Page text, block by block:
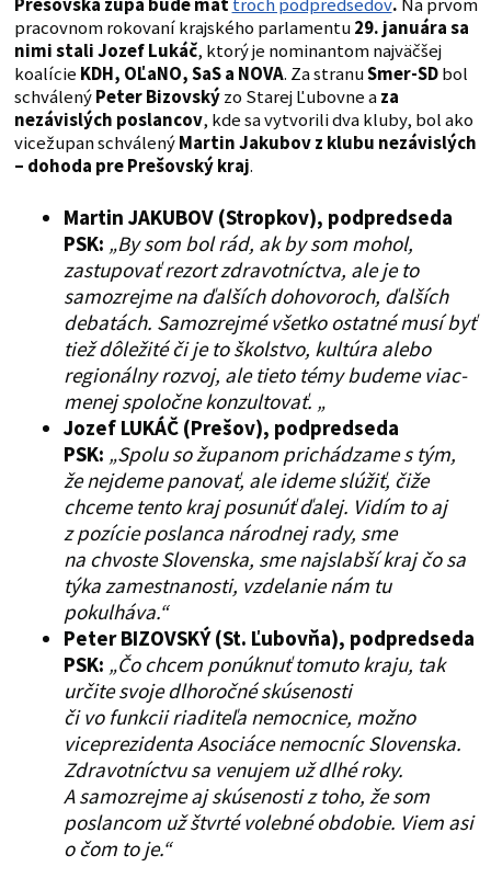
pracovnom rokovaní krajského parlamentu29. januára sa
nimi stali Jozef Lukáč, ktorý je nominantom najväčšej
koalície KDH, OĽaNO, SaS a NOVA. Za stranuSmer-SDbol
schválenýPeter Bizovskýzo Starej Ľubovne aza
nezávislých poslancov, kde sa vytvorili dva kluby, bol ako
vicežupan schválenýMartin Jakubov z klubu nezávislých
– dohoda pre Prešovský kraj.
Martin JAKUBOV (Stropkov), podpredseda
PSK: „By som bol rád, ak by som mohol,
zastupovať rezort zdravotníctva, ale je to
samozrejme na ďalších dohovoroch, ďalších
debatách. Samozrejmé všetko ostatné musí byť
tiež dôležité či je to školstvo, kultúra alebo
regionálny rozvoj, ale tieto témy budeme viac-
menej spoločne konzultovať. „
Jozef LUKÁČ (Prešov), podpredseda
PSK: „Spolu so županom prichádzame s tým,
že nejdeme panovať, ale ideme slúžiť, čiže
chceme tento kraj posunúť ďalej. Vidím to aj
z pozície poslanca národnej rady, sme
na chvoste Slovenska, sme najslabší kraj čo sa
týka zamestnanosti, vzdelanie nám tu
pokulháva.“
Peter BIZOVSKÝ (St. Ľubovňa), podpredseda
PSK: „Čo chcem ponúknuť tomuto kraju, tak
určite svoje dlhoročné skúsenosti
či vo funkcii riaditeľa nemocnice, možno
viceprezidenta Asociáce nemocníc Slovenska.
Zdravotníctvu sa venujem už dlhé roky.
A samozrejme aj skúsenosti z toho, že som
poslancom už štvrté volebné obdobie. Viem asi
o čom to je.“